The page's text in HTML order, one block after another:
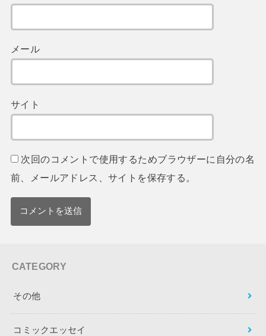
メール
サイト
次回のコメントで使用するためブラウザーに自分の名
前、メールアドレス、サイトを保存する。
CATEGORY
その他
コミックエッセイ